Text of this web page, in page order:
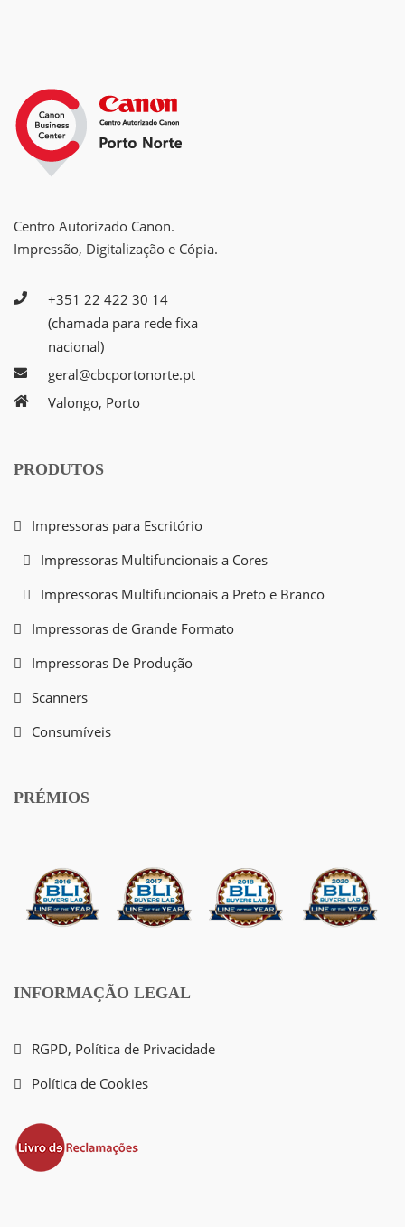
Centro Autorizado Canon.
Impressão, Digitalização e Cópia.
+351 22 422 30 14
(chamada para rede fixa
nacional)
geral@cbcportonorte.pt
Valongo, Porto
PRODUTOS
Impressoras para Escritório
Impressoras Multifuncionais a Cores
Impressoras Multifuncionais a Preto e Branco
Impressoras de Grande Formato
Impressoras De Produção
Scanners
Consumíveis
PRÉMIOS
INFORMAÇÃO LEGAL
RGPD, Política de Privacidade
Política de Cookies